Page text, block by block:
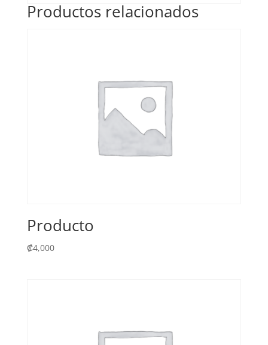
Productos relacionados
Producto
₡4,000